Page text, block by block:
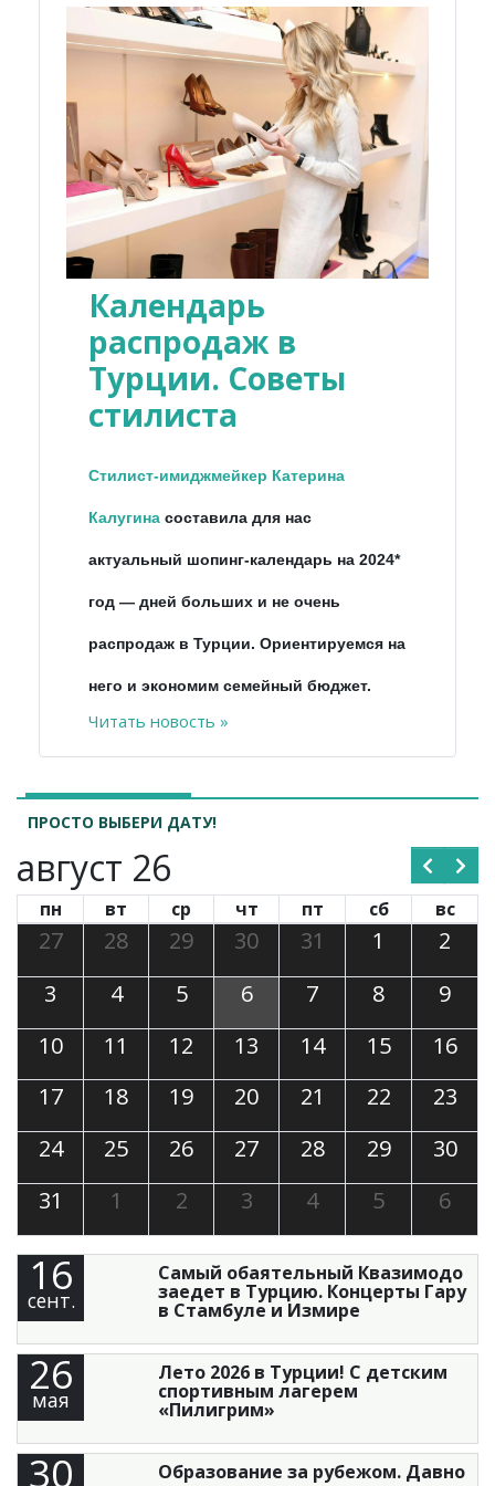
Календарь
распродаж в
Турции. Советы
стилиста
Стилист-имиджмейкер Катерина
Калугина составила для нас
актуальный шопинг-календарь на 2024*
год — дней больших и не очень
распродаж в Турции. Ориентируемся на
него и экономим семейный бюджет.
Читать новость »
ПРОСТО ВЫБЕРИ ДАТУ!
август 26
пн вт ср чт пт сб вс
27 28 29 30 31 1
2
3
4 5 6 7 8
9
10
11 12 13 14 15
16
17
18 19 20 21 22
23
24
25 26 27 28 29
30
31
1 2 3 4 5 6
16
сент.
Самый обаятельный Квазимодо
заедет в Турцию. Концерты Гару
в Стамбуле и Измире
26
мая
Лето 2026 в Турции! С детским
спортивным лагерем
«Пилигрим»
30 Образование за рубежом. Давно